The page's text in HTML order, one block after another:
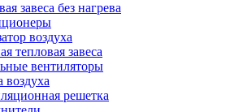
завеса без нагрева
воздуха
тепловая завеса
вентиляторы
решетка